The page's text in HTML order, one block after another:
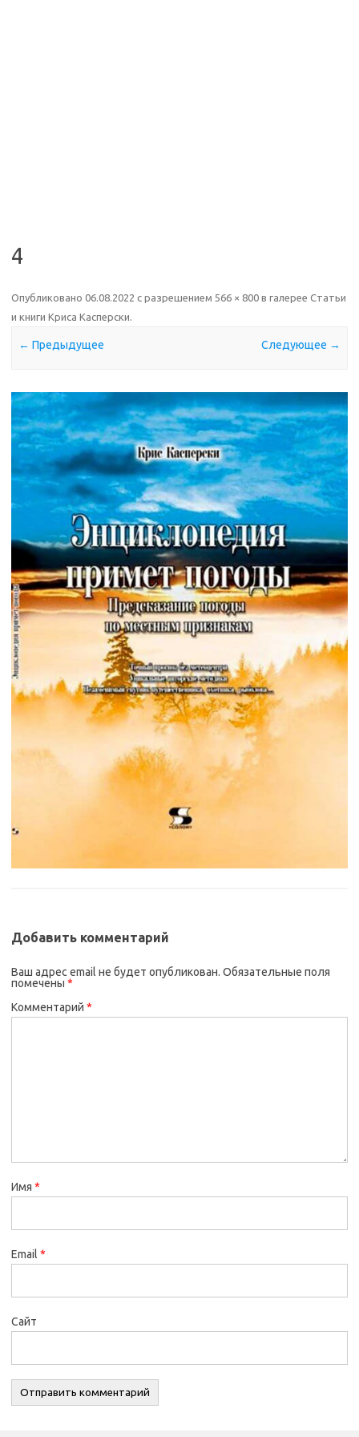
4
Опубликовано 06.08.2022 с разрешением 566 × 800 в галерее Статьи
и книги Криса Касперски.
← Предыдущее Следующее →
Добавить комментарий
Ваш адрес email не будет опубликован. Обязательные поля
помечены *
Комментарий *
Имя *
Email *
Сайт